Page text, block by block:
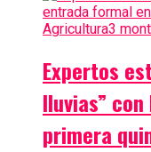
Agricultura3
Expertos
lluvias”
primera